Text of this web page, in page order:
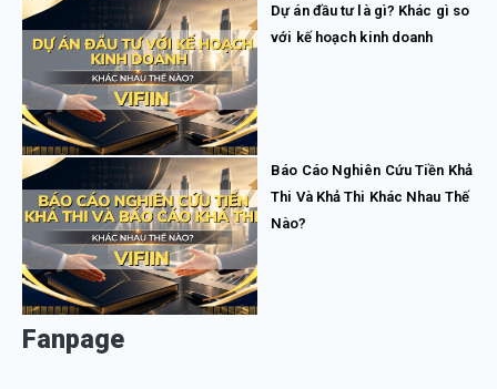
Dự án đầu tư là gì? Khác gì so
với kế hoạch kinh doanh
Báo Cáo Nghiên Cứu Tiền Khả
Thi Và Khả Thi Khác Nhau Thế
Nào?
Fanpage